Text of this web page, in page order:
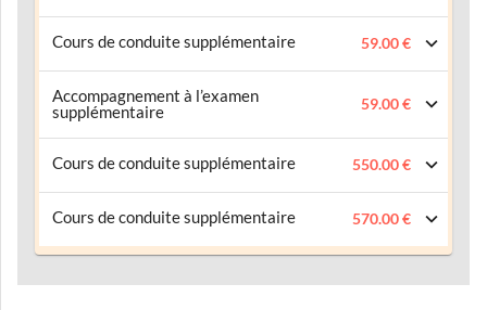
Cours de conduite supplémentaire 59.00 €
Accompagnement à l’examen
supplémentaire
59.00 €
Cours de conduite supplémentaire 550.00 €
Cours de conduite supplémentaire 570.00 €